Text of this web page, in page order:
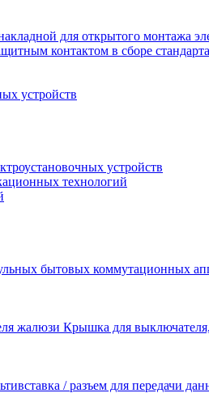
для открытого монтажа
контактом в сборе
устройств
устройств
технологий
бытовых коммутационных
Крышка для
/ разъем для передачи